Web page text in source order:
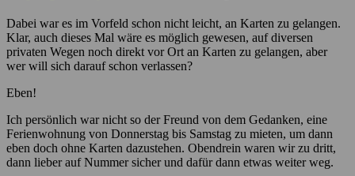
Dabei war es im Vorfeld schon nicht leicht, an Karten zu gelangen.
Klar, auch dieses Mal wäre es möglich gewesen, auf diversen
privaten Wegen noch direkt vor Ort an Karten zu gelangen, aber
wer will sich darauf schon verlassen?
Eben!
Ich persönlich war nicht so der Freund von dem Gedanken, eine
Ferienwohnung von Donnerstag bis Samstag zu mieten, um dann
eben doch ohne Karten dazustehen. Obendrein waren wir zu dritt,
dann lieber auf Nummer sicher und dafür dann etwas weiter weg.